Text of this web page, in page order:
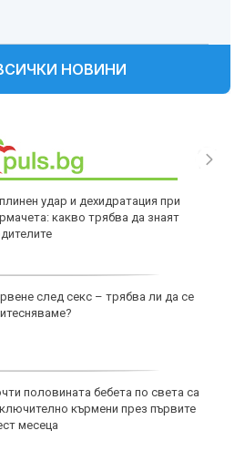
НОВИНИ
удар и дехидратация при
какво трябва да знаят
след секс – трябва ли да се
половината бебета по света са
кърмени през първите
месеца